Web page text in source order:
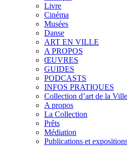
Livre
Cinéma
Musées
Danse
ART EN VILLE
A PROPOS
ŒUVRES
GUIDES
PODCASTS
INFOS PRATIQUES
Collection d’art de la
A propos
La Collection
Prêts
Médiation
Publications et